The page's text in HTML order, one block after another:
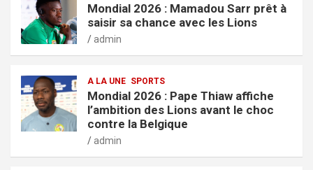
Mondial 2026 : Mamadou Sarr prêt à
saisir sa chance avec les Lions
admin
A LA UNE SPORTS
Mondial 2026 : Pape Thiaw affiche
l’ambition des Lions avant le choc
contre la Belgique
admin